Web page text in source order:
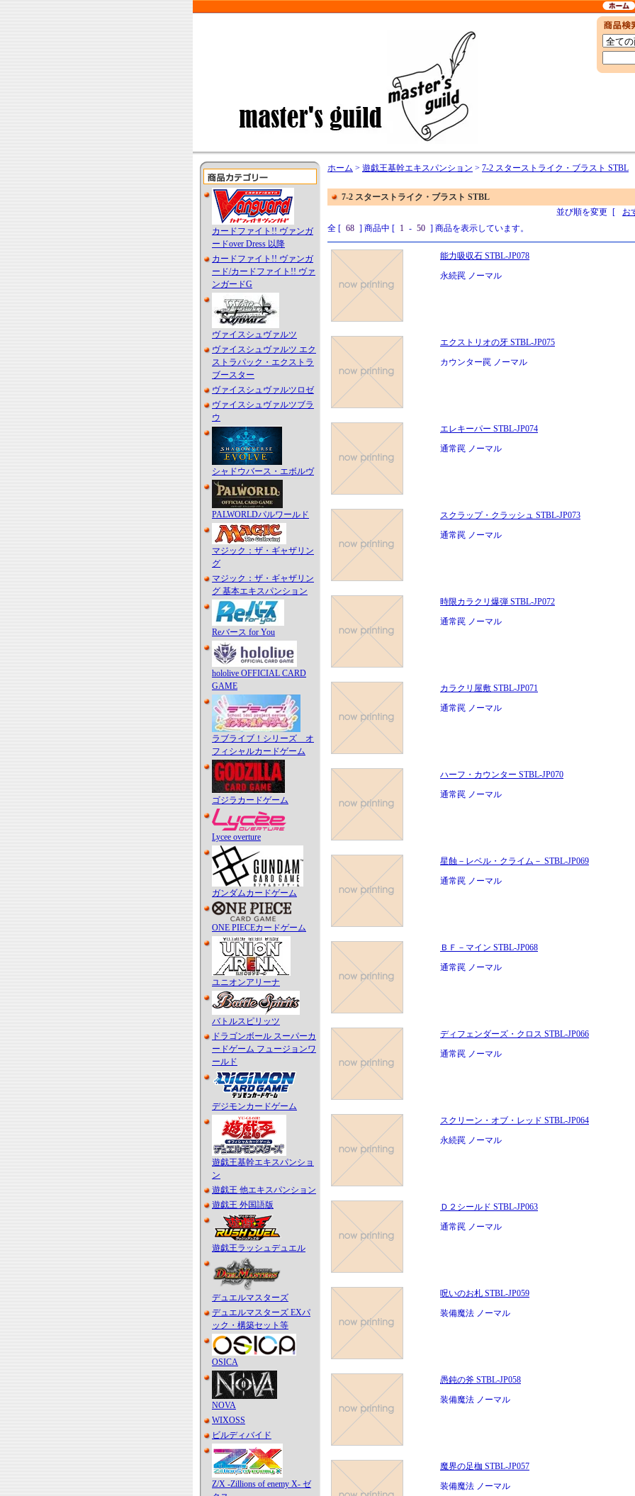
カードファイト!! ヴァンガ
ードover Dress 以降
カードファイト!! ヴァンガ
ード/カードファイト!! ヴァ
ンガードG
ヴァイスシュヴァルツ
ヴァイスシュヴァルツ エク
ストラパック・エクストラ
ブースター
ヴァイスシュヴァルツロゼ
ヴァイスシュヴァルツブラ
ウ
シャドウバース・エボルヴ
PALWORLDパルワールド
マジック：ザ・ギャザリン
グ
マジック：ザ・ギャザリン
グ 基本エキスパンション
Reバース for You
hololive OFFICIAL CARD
GAME
ラブライブ！シリーズ オ
フィシャルカードゲーム
ゴジラカードゲーム
Lycee overture
ガンダムカードゲーム
ONE PIECEカードゲーム
ユニオンアリーナ
バトルスピリッツ
ドラゴンボール スーパーカ
ードゲーム フュージョンワ
ールド
デジモンカードゲーム
遊戯王基幹エキスパンショ
ン
遊戯王 他エキスパンション
遊戯王 外国語版
遊戯王ラッシュデュエル
デュエルマスターズ
デュエルマスターズ EXパ
ック・構築セット等
OSICA
NOVA
WIXOSS
ビルディバイド
Z/X -Zillions of enemy X- ゼ
ホーム > 遊戯王基幹エキスパンション > 7-2 スターストライク・ブラスト STBL
7-2 スターストライク・ブラスト STBL
並び順を変更 [ お
全 [ 68 ] 商品中 [ 1 - 50 ] 商品を表示しています。
能力吸収石 STBL-JP078
永続罠 ノーマル
エクストリオの牙 STBL-JP075
カウンター罠 ノーマル
エレキーパー STBL-JP074
通常罠 ノーマル
スクラップ・クラッシュ STBL-JP073
通常罠 ノーマル
時限カラクリ爆弾 STBL-JP072
通常罠 ノーマル
カラクリ屋敷 STBL-JP071
通常罠 ノーマル
ハーフ・カウンター STBL-JP070
通常罠 ノーマル
星蝕－レベル・クライム－ STBL-JP069
通常罠 ノーマル
ＢＦ－マイン STBL-JP068
通常罠 ノーマル
ディフェンダーズ・クロス STBL-JP066
通常罠 ノーマル
スクリーン・オブ・レッド STBL-JP064
永続罠 ノーマル
Ｄ２シールド STBL-JP063
通常罠 ノーマル
呪いのお札 STBL-JP059
装備魔法 ノーマル
愚鈍の斧 STBL-JP058
装備魔法 ノーマル
魔界の足枷 STBL-JP057
装備魔法 ノーマル